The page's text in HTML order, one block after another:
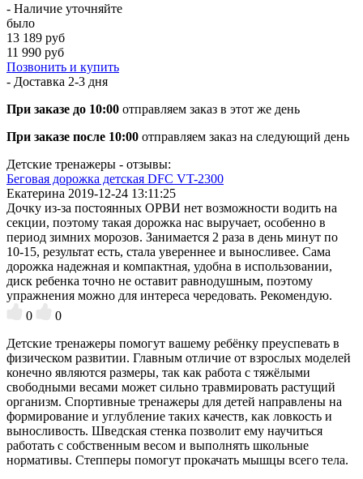
- Наличие уточняйте
было
13 189 руб
11 990 руб
Позвонить и купить
- Доставка 2-3 дня
При заказе до 10:00 отправляем заказ в этот же день
При заказе после 10:00 отправляем заказ на следующий день
Детские тренажеры - отзывы:
Беговая дорожка детская DFC VT-2300
Екатерина 2019-12-24 13:11:25
Дочку из-за постоянных ОРВИ нет возможности водить на
секции, поэтому такая дорожка нас выручает, особенно в
период зимних морозов. Занимается 2 раза в день минут по
10-15, результат есть, стала увереннее и выносливее. Сама
дорожка надежная и компактная, удобна в использовании,
диск ребенка точно не оставит равнодушным, поэтому
упражнения можно для интереса чередовать. Рекомендую.
0
0
Детские тренажеры помогут вашему ребёнку преуспевать в
физическом развитии. Главным отличие от взрослых моделей
конечно являются размеры, так как работа с тяжёлыми
свободными весами может сильно травмировать растущий
организм. Спортивные тренажеры для детей направлены на
формирование и углубление таких качеств, как ловкость и
выносливость. Шведская стенка позволит ему научиться
работать с собственным весом и выполнять школьные
нормативы. Степперы помогут прокачать мышцы всего тела.